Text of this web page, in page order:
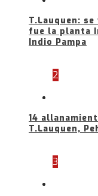
T.Lauquen:
fue la planta
Indio Pampa
2
14
T.Lauquen,
3